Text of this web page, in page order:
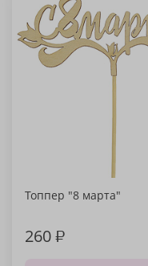
Топпер "8 марта"
260₽